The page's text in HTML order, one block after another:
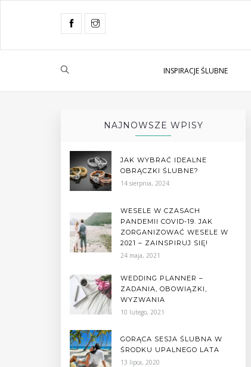
INSPIRACJE ŚLUBNE
NAJNOWSZE WPISY
JAK WYBRAĆ IDEALNE
OBRĄCZKI ŚLUBNE?
14 sierpnia, 2024
WESELE W CZASACH
PANDEMII COVID-19. JAK
ZORGANIZOWAĆ WESELE W
2021 – ZAINSPIRUJ SIĘ!
24 maja, 2021
WEDDING PLANNER –
ZADANIA, OBOWIĄZKI,
WYZWANIA
10 lutego, 2021
GORĄCA SESJA ŚLUBNA W
ŚRODKU UPALNEGO LATA
13 lipca, 2020